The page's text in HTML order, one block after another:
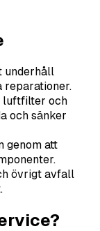
underhåll
reparationer.
luftfilter och
och sänker
genom att
övrigt avfall